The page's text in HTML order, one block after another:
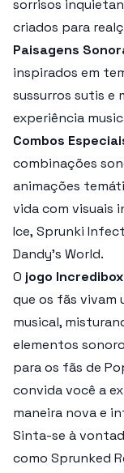
sorrisos
criados para
Paisagens
inspirados em
sussurros sutis e
experiência
Combos
combinações
animações
vida com visuais
Ice, Sprunki
Dandy’s World.
O jogo
que os fãs vivam
musical,
elementos
para os fãs de
convida você a
maneira nova e
Sinta-se à
como Sprunked